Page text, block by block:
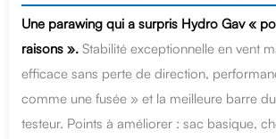
Une parawing qui a surpris Hydro Gav «
raisons ». Stabilité exceptionnelle en vent
efficace sans perte de direction,
comme une fusée » et la meilleure barre
testeur. Points à améliorer : sac basique,